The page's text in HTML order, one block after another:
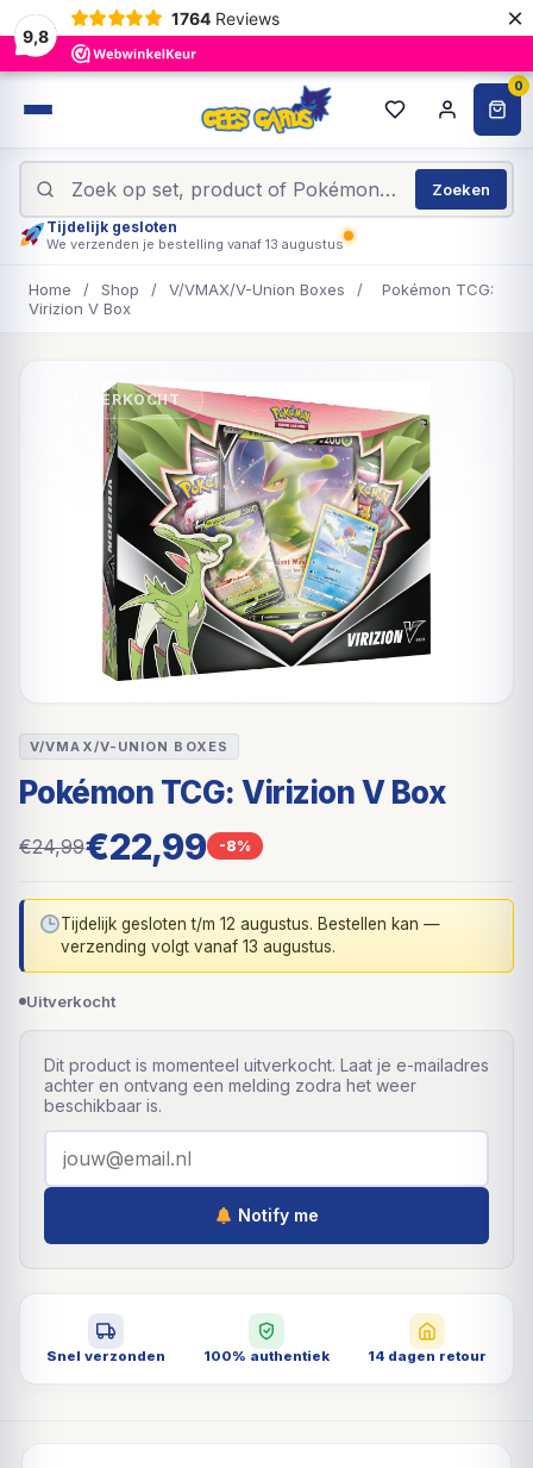
9,8
1764 Reviews ×
0
Zoeken
Tijdelijk gesloten
We verzenden je bestelling vanaf 13 augustus
Home / Shop / V/VMAX/V-Union Boxes /
Pokémon TCG:
Virizion V Box
UITVERKOCHT
V/VMAX/V-UNION BOXES
Pokémon TCG: Virizion V Box
€24,99€22,99 -8%
Tijdelijk gesloten t/m 12 augustus. Bestellen kan —
verzending volgt vanaf 13 augustus.
Uitverkocht
Dit product is momenteel uitverkocht. Laat je e-mailadres
achter en ontvang een melding zodra het weer
beschikbaar is.
Notify me
Snel verzonden 100% authentiek 14 dagen retour